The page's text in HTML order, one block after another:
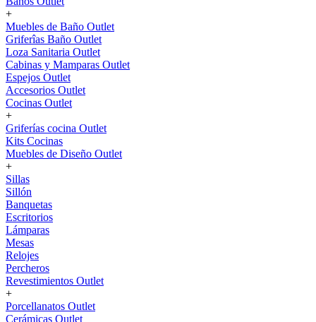
+
Muebles de Baño Outlet
Griferîas Baño Outlet
Loza Sanitaria Outlet
Cabinas y Mamparas Outlet
Espejos Outlet
Accesorios Outlet
Cocinas Outlet
+
Griferías cocina Outlet
Kits Cocinas
Muebles de Diseño Outlet
+
Sillas
Sillón
Banquetas
Escritorios
Lámparas
Mesas
Relojes
Percheros
Revestimientos Outlet
+
Porcellanatos Outlet
Cerámicas Outlet